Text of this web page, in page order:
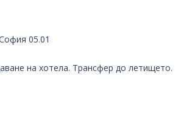
05.01
на хотела. Трансфер до летището.